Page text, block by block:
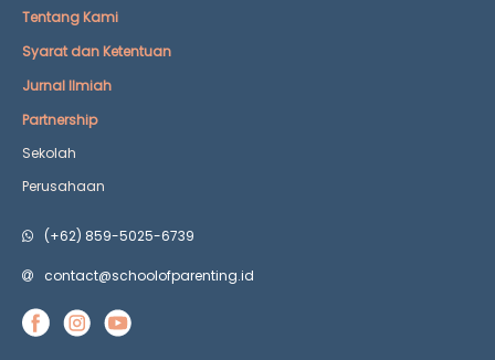
Tentang Kami
Syarat dan Ketentuan
Jurnal Ilmiah
Partnership
Sekolah
Perusahaan
(+62) 859-5025-6739
contact@schoolofparenting.id